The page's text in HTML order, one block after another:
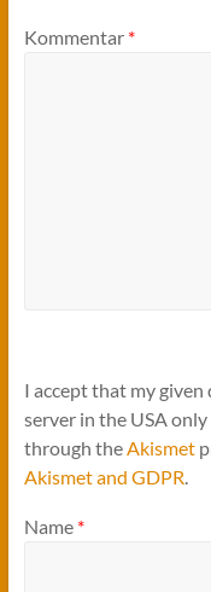
Kommentar *
I accept that my given
server in the USA
through the Akismet
Akismet and GDPR
Name *